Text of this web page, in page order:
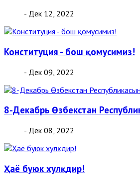
- Дек 12, 2022
Конституция - бош қомусимиз!
- Дек 09, 2022
8-Декабрь Өзбекстан
- Дек 08, 2022
Ҳаё буюк хулқдир!